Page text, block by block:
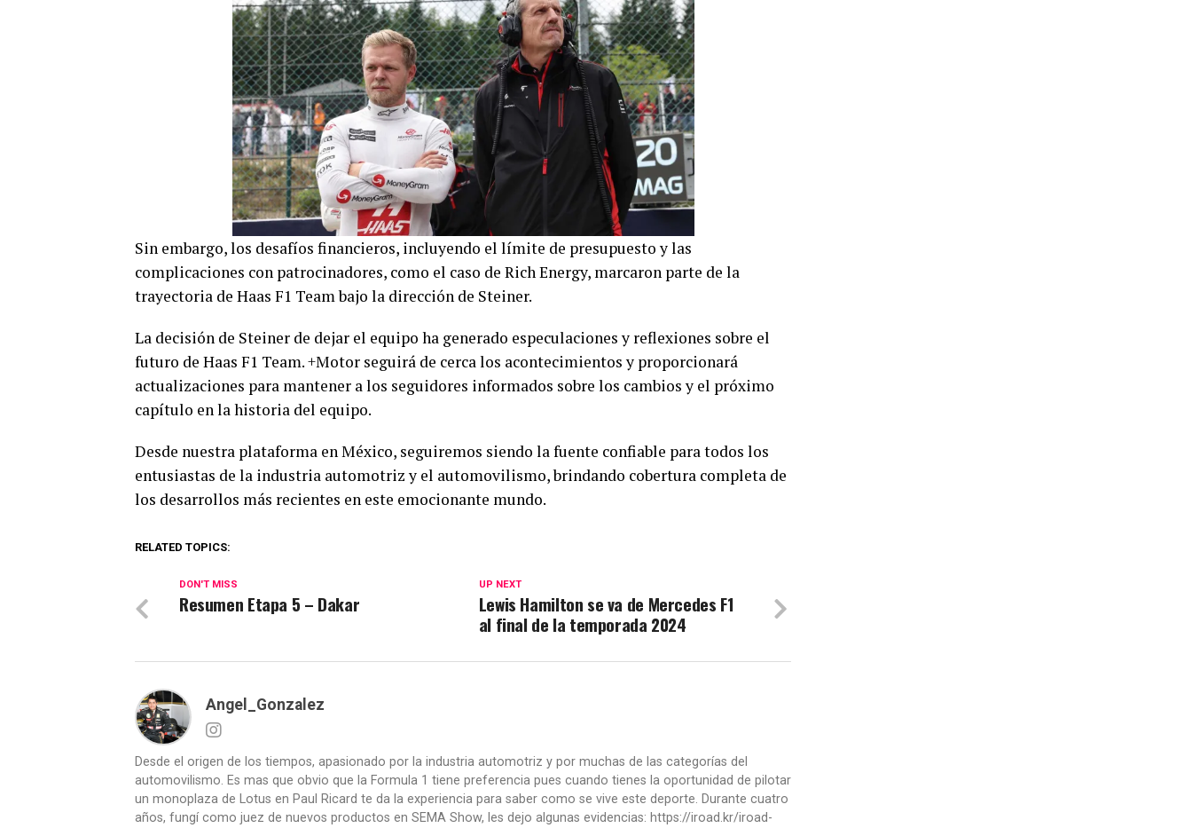
Sin embargo, los desafíos financieros, incluyendo el límite de presupuesto y las
complicaciones con patrocinadores, como el caso de Rich Energy, marcaron parte de la
trayectoria de Haas F1 Team bajo la dirección de Steiner.
La decisión de Steiner de dejar el equipo ha generado especulaciones y reflexiones sobre el
futuro de Haas F1 Team. +Motor seguirá de cerca los acontecimientos y proporcionará
actualizaciones para mantener a los seguidores informados sobre los cambios y el próximo
capítulo en la historia del equipo.
Desde nuestra plataforma en México, seguiremos siendo la fuente confiable para todos los
entusiastas de la industria automotriz y el automovilismo, brindando cobertura completa de
los desarrollos más recientes en este emocionante mundo.
RELATED TOPICS:
UP NEXT
Lewis Hamilton se va de Mercedes F1
al final de la temporada 2024
DON'T MISS
Resumen Etapa 5 – Dakar
Angel_Gonzalez
Desde el origen de los tiempos, apasionado por la industria automotriz y por muchas de las categorías del
automovilismo. Es mas que obvio que la Formula 1 tiene preferencia pues cuando tienes la oportunidad de pilotar
un monoplaza de Lotus en Paul Ricard te da la experiencia para saber como se vive este deporte. Durante cuatro
años, fungí como juez de nuevos productos en SEMA Show, les dejo algunas evidencias: https://iroad.kr/iroad-